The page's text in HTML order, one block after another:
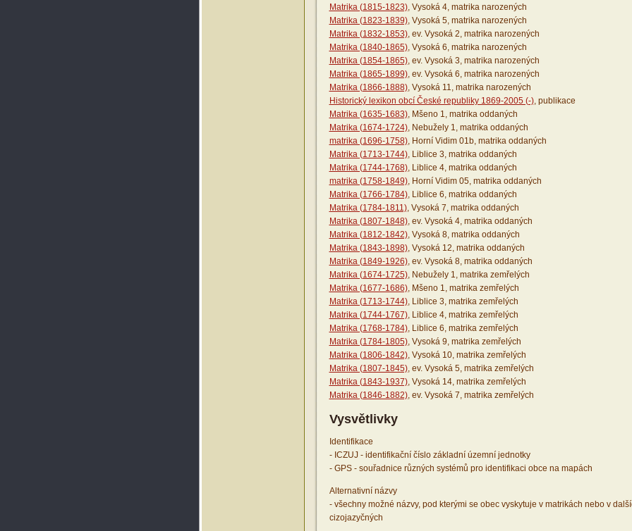
Matrika (1815-1823), Vysoká 4, matrika narozených
Matrika (1823-1839), Vysoká 5, matrika narozených
Matrika (1832-1853), ev. Vysoká 2, matrika narozených
Matrika (1840-1865), Vysoká 6, matrika narozených
Matrika (1854-1865), ev. Vysoká 3, matrika narozených
Matrika (1865-1899), ev. Vysoká 6, matrika narozených
Matrika (1866-1888), Vysoká 11, matrika narozených
Historický lexikon obcí České republiky 1869-2005 (-), publikace
Matrika (1635-1683), Mšeno 1, matrika oddaných
Matrika (1674-1724), Nebužely 1, matrika oddaných
matrika (1696-1758), Horní Vidim 01b, matrika oddaných
Matrika (1713-1744), Liblice 3, matrika oddaných
Matrika (1744-1768), Liblice 4, matrika oddaných
matrika (1758-1849), Horní Vidim 05, matrika oddaných
Matrika (1766-1784), Liblice 6, matrika oddaných
Matrika (1784-1811), Vysoká 7, matrika oddaných
Matrika (1807-1848), ev. Vysoká 4, matrika oddaných
Matrika (1812-1842), Vysoká 8, matrika oddaných
Matrika (1843-1898), Vysoká 12, matrika oddaných
Matrika (1849-1926), ev. Vysoká 8, matrika oddaných
Matrika (1674-1725), Nebužely 1, matrika zemřelých
Matrika (1677-1686), Mšeno 1, matrika zemřelých
Matrika (1713-1744), Liblice 3, matrika zemřelých
Matrika (1744-1767), Liblice 4, matrika zemřelých
Matrika (1768-1784), Liblice 6, matrika zemřelých
Matrika (1784-1805), Vysoká 9, matrika zemřelých
Matrika (1806-1842), Vysoká 10, matrika zemřelých
Matrika (1807-1845), ev. Vysoká 5, matrika zemřelých
Matrika (1843-1937), Vysoká 14, matrika zemřelých
Matrika (1846-1882), ev. Vysoká 7, matrika zemřelých
Vysvětlivky
Identifikace
- ICZUJ - identifikační číslo základní územní jednotky
- GPS - souřadnice různých systémů pro identifikaci obce na mapách
Alternativní názvy
- všechny možné názvy, pod kterými se obec vyskytuje v matrikách nebo v
cizojazyčných